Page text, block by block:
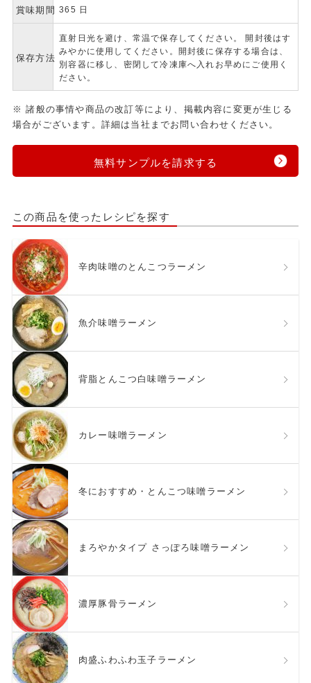
賞味期間 365 日
保存方法
直射日光を避け、常温で保存してください。 開封後はす
みやかに使用してください。開封後に保存する場合は、
別容器に移し、密閉して冷凍庫へ入れお早めにご使用く
ださい。
※ 諸般の事情や商品の改訂等により、掲載内容に変更が生じる
場合がございます。詳細は当社までお問い合わせください。
無料サンプルを請求する
この商品を使ったレシピを探す
辛肉味噌のとんこつラーメン
魚介味噌ラーメン
背脂とんこつ白味噌ラーメン
カレー味噌ラーメン
冬におすすめ・とんこつ味噌ラーメン
まろやかタイプ さっぽろ味噌ラーメン
濃厚豚骨ラーメン
肉盛ふわふわ玉子ラーメン